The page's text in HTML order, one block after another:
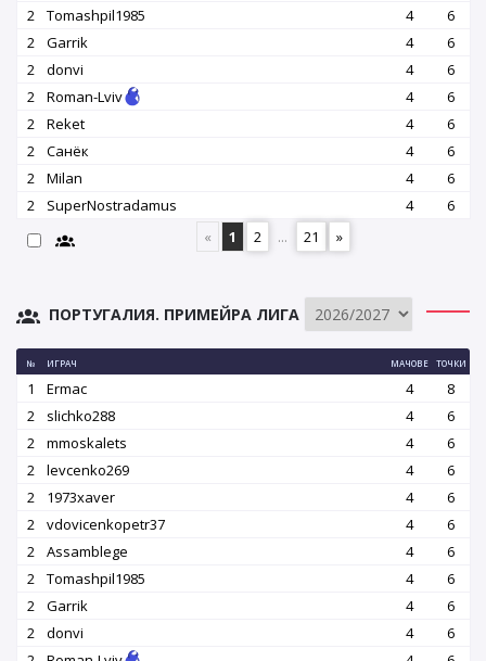
2
Tomashpil1985 4
6
2
Garrik 4
6
2
donvi 4
6
2
Roman-Lviv 4
6
2
Reket 4
6
2
Санёк 4
6
2
Milan 4
6
2
SuperNostradamus 4
6
«
1 2 ... 21 »
ПОРТУГАЛИЯ. ПРИМЕЙРА ЛИГА
№ ИГРАЧ МАЧОВЕ ТОЧКИ
1 Ermac 4
8
2
slichko288 4
6
2
mmoskalets 4
6
2
levcenko269 4
6
2
1973xaver 4
6
2
vdovicenkopetr37 4
6
2
Assamblege 4
6
2
Tomashpil1985 4
6
2
Garrik 4
6
2
donvi 4
6